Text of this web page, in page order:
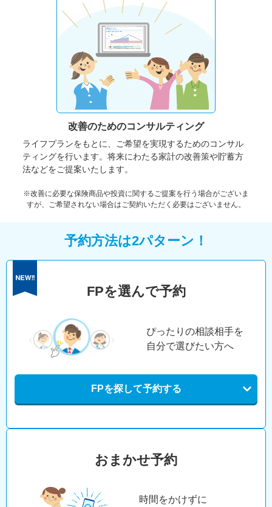
改善のためのコンサルティング
ライフプランをもとに、ご希望を実現するためのコンサル
ティングを行います。将来にわたる家計の改善策や貯蓄方
法などをご提案いたします。
※改善に必要な保険商品や投資に関するご提案を行う場合がございま
すが、ご希望されない場合はご契約いただく必要はございません。
予約方法は2パターン！
FPを選んで予約
ぴったりの相談相手を
自分で選びたい方へ
FPを探して予約する
おまかせ予約
時間をかけずに